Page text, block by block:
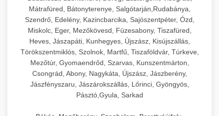
Mátrafüred, Bátonyterenye, Salgótarján,Rudabánya,
Szendrő, Edelény, Kazincbarcika, Sajószentpéter, Ózd,
Miskolc, Eger, Mezőkövesd, Füzesabony, Tiszafüred,
Heves, Jászapáti, Kunhegyes, Újszász, Kisújszállás,
Törökszentmiklós, Szolnok, Martfű, Tiszaföldvár, Túrkeve,
Mezőtúr, Gyomaendrőd, Szarvas, Kunszentmárton,
Csongrád, Abony, Nagykáta, Újszász, Jászberény,
Jászfényszaru, Jászárokszállás, Lőrinci, Gyöngyös,
Pásztó,Gyula, Sarkad